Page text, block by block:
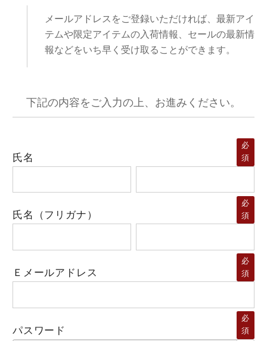
メールアドレスをご登録いただければ、最新アイ
テムや限定アイテムの入荷情報、セールの最新情
報などをいち早く受け取ることができます。
下記の内容をご入力の上、お進みください。
氏名
必
須
氏名（フリガナ）
必
須
Ｅメールアドレス
必
須
パスワード
必
須